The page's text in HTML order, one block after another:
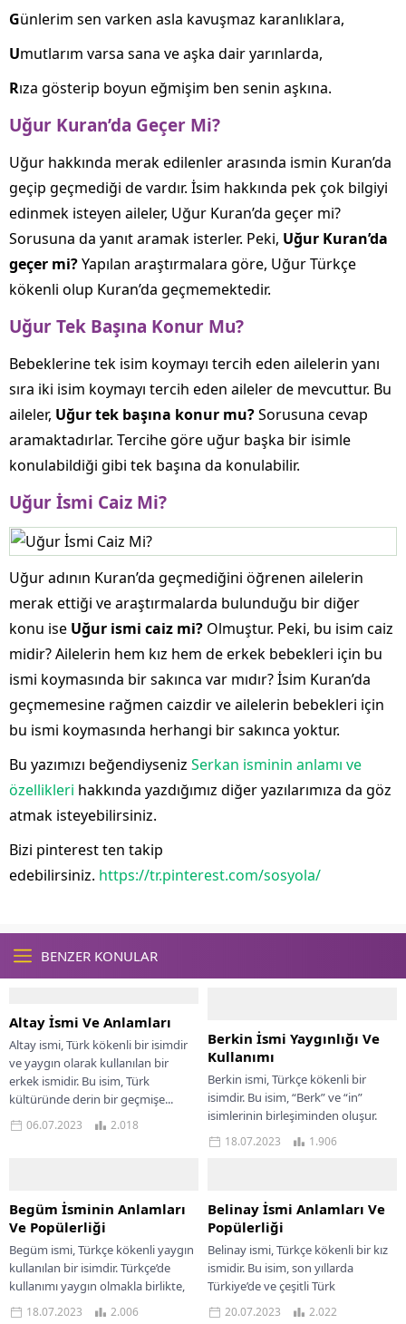
Günlerim sen varken asla kavuşmaz karanlıklara,
Umutlarım varsa sana ve aşka dair yarınlarda,
Rıza gösterip boyun eğmişim ben senin aşkına.
Uğur Kuran’da Geçer Mi?
Uğur hakkında merak edilenler arasında ismin Kuran’da
geçip geçmediği de vardır. İsim hakkında pek çok bilgiyi
edinmek isteyen aileler, Uğur Kuran’da geçer mi?
Sorusuna da yanıt aramak isterler. Peki, Uğur Kuran’da
geçer mi?Yapılan araştırmalara göre, Uğur Türkçe
kökenli olup Kuran’da geçmemektedir.
Uğur Tek Başına Konur Mu?
Bebeklerine tek isim koymayı tercih eden ailelerin yanı
sıra iki isim koymayı tercih eden aileler de mevcuttur. Bu
aileler, Uğur tek başına konur mu?Sorusuna cevap
aramaktadırlar. Tercihe göre uğur başka bir isimle
konulabildiği gibi tek başına da konulabilir.
Uğur İsmi Caiz Mi?
Uğur adının Kuran’da geçmediğini öğrenen ailelerin
merak ettiği ve araştırmalarda bulunduğu bir diğer
konu ise Uğur ismi caiz mi? Olmuştur. Peki, bu isim caiz
midir? Ailelerin hem kız hem de erkek bebekleri için bu
ismi koymasında bir sakınca var mıdır? İsim Kuran’da
geçmemesine rağmen caizdir ve ailelerin bebekleri için
bu ismi koymasında herhangi bir sakınca yoktur.
Bu yazımızı beğendiyseniz Serkan isminin anlamı ve
özellikleri hakkında yazdığımız diğer yazılarımıza da göz
atmak isteyebilirsiniz.
Bizi pinterest ten takip
edebilirsiniz. https://tr.pinterest.com/sosyola/
BENZER KONULAR
Altay İsmi Ve Anlamları
Altay ismi, Türk kökenli bir isimdir
ve yaygın olarak kullanılan bir
erkek ismidir. Bu isim, Türk
kültüründe derin bir geçmişe...
06.07.2023 2.018
Berkin İsmi Yaygınlığı Ve
Kullanımı
Berkin ismi, Türkçe kökenli bir
isimdir. Bu isim, “Berk” ve “in”
isimlerinin birleşiminden oluşur.
“Berk,” Türkçe’de “güçlü,” “cesur,”
“koruyucu,” veya...
18.07.2023 1.906
Begüm İsminin Anlamları
Ve Popülerliği
Begüm ismi, Türkçe kökenli yaygın
kullanılan bir isimdir. Türkçe’de
kullanımı yaygın olmakla birlikte,
başta Türkiye olmak üzere çeşitli
18.07.2023 2.006
Belinay İsmi Anlamları Ve
Popülerliği
Belinay ismi, Türkçe kökenli bir kız
ismidir. Bu isim, son yıllarda
Türkiye’de ve çeşitli Türk
toplumlarında popülerlik
20.07.2023 2.022